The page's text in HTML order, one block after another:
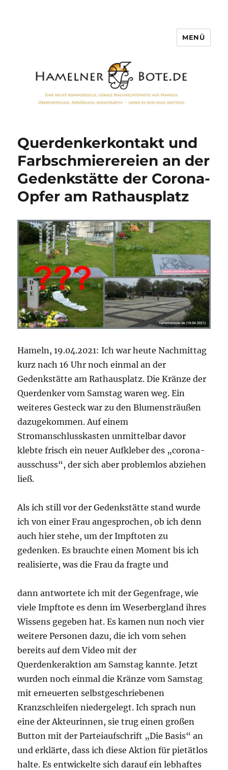
MENÜ
Querdenkerkontakt und
Farbschmierereien an der
Gedenkstätte der Corona-
Opfer am Rathausplatz
Hameln, 19.04.2021: Ich war heute Nachmittag
kurz nach 16 Uhr noch einmal an der
Gedenkstätte am Rathausplatz. Die Kränze der
Querdenker vom Samstag waren weg. Ein
weiteres Gesteck war zu den Blumensträußen
dazugekommen. Auf einem
Stromanschlusskasten unmittelbar davor
klebte frisch ein neuer Aufkleber des „corona-
ausschuss“, der sich aber problemlos abziehen
ließ.
Als ich still vor der Gedenkstätte stand wurde
ich von einer Frau angesprochen, ob ich denn
auch hier stehe, um der Impftoten zu
gedenken. Es brauchte einen Moment bis ich
realisierte, was die Frau da fragte und
dann antwortete ich mit der Gegenfrage, wie
viele Impftote es denn im Weserbergland ihres
Wissens gegeben hat. Es kamen nun noch vier
weitere Personen dazu, die ich vom sehen
bereits auf dem Video mit der
Querdenkeraktion am Samstag kannte. Jetzt
wurden noch einmal die Kränze vom Samstag
mit erneuerten selbstgeschriebenen
Kranzschleifen niedergelegt. Ich sprach nun
eine der Akteurinnen, sie trug einen großen
Button mit der Parteiaufschrift „Die Basis“ an
und erklärte, dass ich diese Aktion für pietätlos
halte. Es entwickelte sich darauf ein lebhaftes